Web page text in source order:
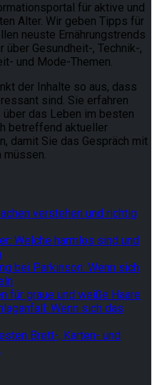
für aktive und
Alter. Wir geben Tipps für
neuste Ernährungstrends
über Gesundheit-, Technik-,
und Mode-Themen.
der Inhalte so aus, dass
sind. Sie erfahren
das Leben im besten
betreffend aktueller
damit Sie das Gespräch mit
müssen.
verstehen und richtig
Welche harmlos sind und
bei Parkinson: Wenn sich
für graue und weiße Haare
Wenn sich das
Brett-, Karten- und